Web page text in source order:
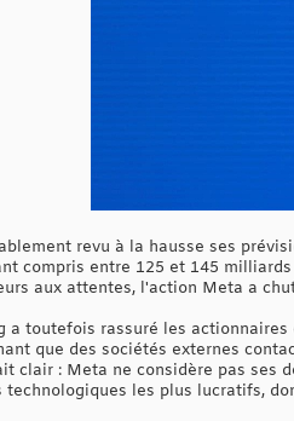
revu à la hausse ses
compris entre 125 et 145
aux attentes, l'action Meta a
a toutefois rassuré les
que des sociétés externes
clair : Meta ne considère pas ses
technologiques les plus lucratifs,